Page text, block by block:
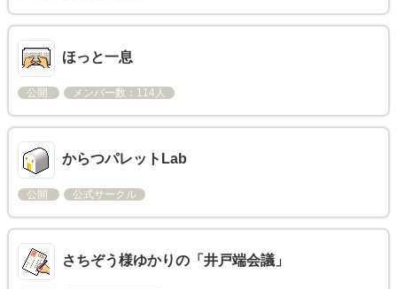
ほっと一息
公開 メンバー数：114人
からつパレットLab
公開 公式サークル
さちぞう様ゆかりの「井戸端会議」